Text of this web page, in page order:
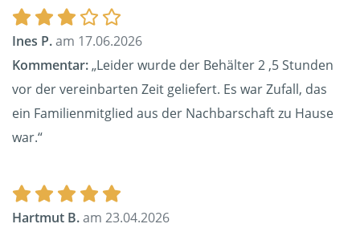
Ines P.am 17.06.2026
Kommentar:„Leider wurde der Behälter 2 ,5 Stunden
vor der vereinbarten Zeit geliefert. Es war Zufall, das
ein Familienmitglied aus der Nachbarschaft zu Hause
war.“
Hartmut B.am 23.04.2026